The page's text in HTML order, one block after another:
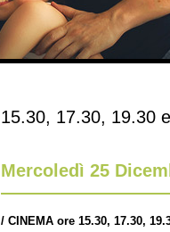
15.30, 17.30, 19.30
Mercoledì 25
/ CINEMA ore 15.30, 17.30,